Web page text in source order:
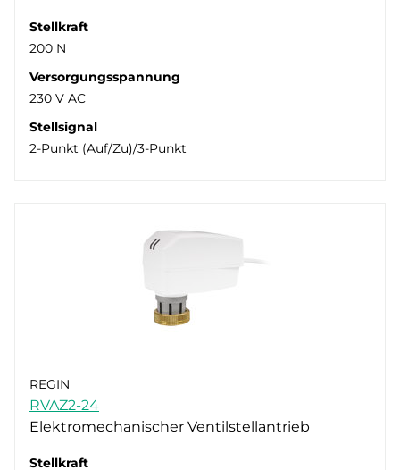
Stellkraft
200 N
Versorgungsspannung
230 V AC
Stellsignal
2-Punkt (Auf/Zu)/3-Punkt
REGIN
RVAZ2-24
Elektromechanischer Ventilstellantrieb
Stellkraft